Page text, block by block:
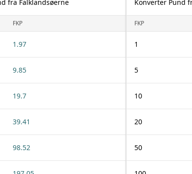
fra Falklandsøerne
FKP
1.97
9.85
19.7
39.41
98.52
Konverter Pund
FKP
1
5
10
20
50